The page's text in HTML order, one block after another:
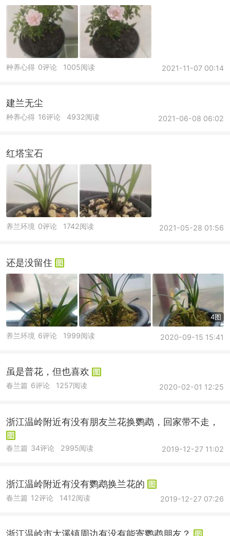
种养心得 2021-11-07 00:14
0评论 1005阅读
建兰无尘
种养心得 2021-06-08 06:02
16评论 4932阅读
红塔宝石
养兰环境 2021-05-28 01:56
0评论 1742阅读
还是没留住
4图
养兰环境 2020-09-15 15:41
6评论 1999阅读
虽是普花，但也喜欢
春兰篇 2020-02-01 12:25
6评论 1257阅读
浙江温岭附近有没有朋友兰花换鹦鹉，回家带不走，
春兰篇 2019-12-27 11:02
34评论 2995阅读
浙江温岭附近有没有鹦鹉换兰花的
春兰篇 2019-12-27 07:26
12评论 1412阅读